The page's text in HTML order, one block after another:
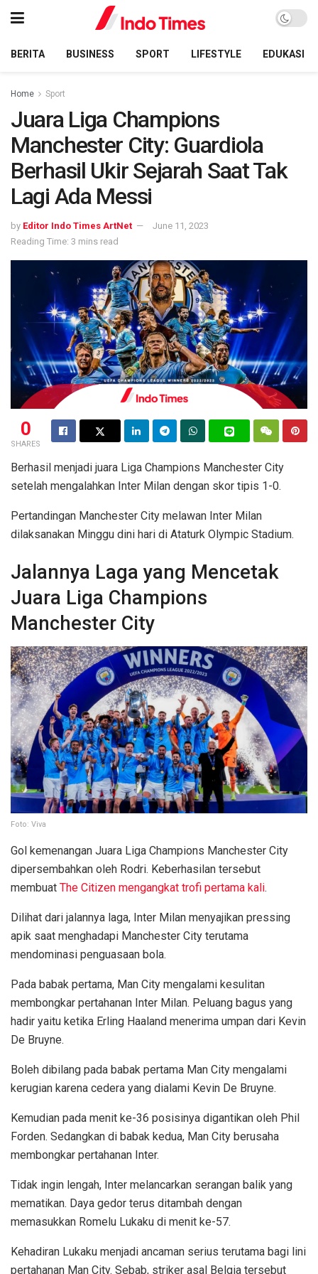
BERITA BUSINESS SPORT LIFESTYLE EDUKASI
Home Sport
Juara Liga Champions
Manchester City: Guardiola
Berhasil Ukir Sejarah Saat Tak
Lagi Ada Messi
by Editor Indo Times ArtNet
June 11, 2023
Reading Time: 3 mins read
0
SHARES
Berhasil menjadi juara Liga Champions Manchester City
setelah mengalahkan Inter Milan dengan skor tipis 1-0.
Pertandingan Manchester City melawan Inter Milan
dilaksanakan Minggu dini hari di Ataturk Olympic Stadium.
Jalannya Laga yang Mencetak
Juara Liga Champions
Manchester City
Foto: Viva
Gol kemenangan Juara Liga Champions Manchester City
dipersembahkan oleh Rodri. Keberhasilan tersebut
membuat The Citizen mengangkat trofi pertama kali.
Dilihat dari jalannya laga, Inter Milan menyajikan pressing
apik saat menghadapi Manchester City terutama
mendominasi penguasaan bola.
Pada babak pertama, Man City mengalami kesulitan
membongkar pertahanan Inter Milan. Peluang bagus yang
hadir yaitu ketika Erling Haaland menerima umpan dari Kevin
De Bruyne.
Boleh dibilang pada babak pertama Man City mengalami
kerugian karena cedera yang dialami Kevin De Bruyne.
Kemudian pada menit ke-36 posisinya digantikan oleh Phil
Forden. Sedangkan di babak kedua, Man City berusaha
membongkar pertahanan Inter.
Tidak ingin lengah, Inter melancarkan serangan balik yang
mematikan. Daya gedor terus ditambah dengan
memasukkan Romelu Lukaku di menit ke-57.
Kehadiran Lukaku menjadi ancaman serius terutama bagi lini
pertahanan Man City. Sebab, striker asal Belgia tersebut